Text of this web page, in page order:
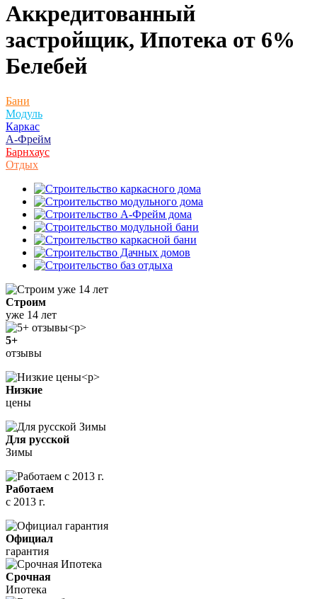
Аккредитованный
застройщик, Ипотека от 6%
Белебей
Бани
Модуль
Каркас
А-Фрейм
Барнхаус
Отдых
Строим
уже 14 лет
5+
отзывы
Низкие
цены
Для русской
Зимы
Работаем
с 2013 г.
Официал
гарантия
Срочная
Ипотека